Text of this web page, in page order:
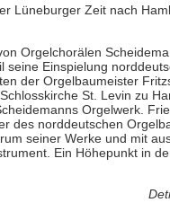
Lüneburger Zeit nach
Orgelchorälen
Einspielung
der Orgelbaumeister
St. Levin zu
Orgelwerk.
des norddeutschen
seiner Werke und mit
Ein Höhepunkt in